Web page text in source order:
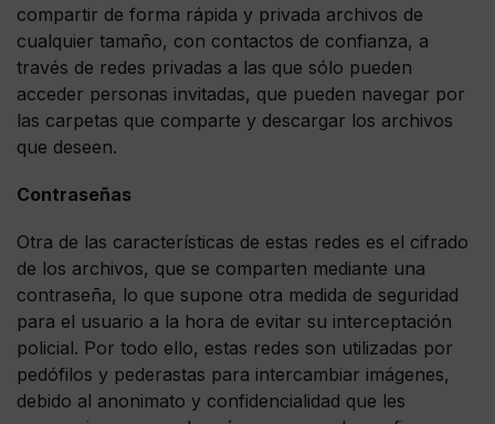
compartir de forma rápida y privada archivos de
cualquier tamaño, con contactos de confianza, a
través de redes privadas a las que sólo pueden
acceder personas invitadas, que pueden navegar por
las carpetas que comparte y descargar los archivos
que deseen.
Contraseñas
Otra de las características de estas redes es el cifrado
de los archivos, que se comparten mediante una
contraseña, lo que supone otra medida de seguridad
para el usuario a la hora de evitar su interceptación
policial. Por todo ello, estas redes son utilizadas por
pedófilos y pederastas para intercambiar imágenes,
debido al anonimato y confidencialidad que les